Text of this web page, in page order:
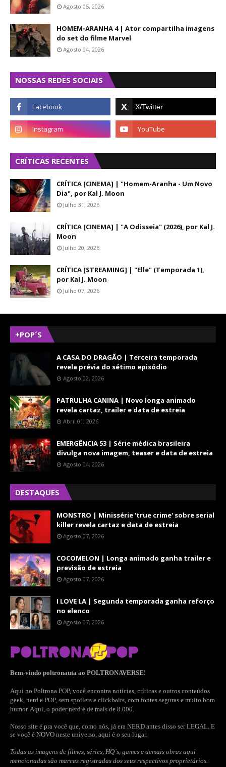
Agosto 05, 2026
HOMEM-ARANHA 4 | Ator compartilha imagens
do set do filme Marvel
Agosto 04, 2026
NOSSAS REDES SOCIAIS
CRÍTICAS RECENTES
CRÍTICA [CINEMA] | "Homem-Aranha - Um Novo
Dia", por Kal J. Moon
Julho 31, 2026
CRÍTICA [CINEMA] | "A Odisseia" (2026), por Kal J.
Moon
Julho 20, 2026
CRÍTICA [STREAMING] | "Elle" (Temporada 1),
por Kal J. Moon
Julho 07, 2026
+POP´S
A CASA DO DRAGÃO | Terceira temporada
revela prévia do sétimo episódio
Agosto 02, 2026
PATRULHA CANINA | Novo longa animado
revela cartaz, trailer e data de estreia
Abril 01, 2026
EMERGÊNCIA 53 | Série médica brasileira
divulga nova imagem, teaser e data de estreia
Agosto 04, 2026
DESTAQUES
MONSTRO | Minissérie 'true crime' sobre serial
killer revela cartaz e data de estreia
Agosto 07, 2026
COCOMELON | Longa animado ganha trailer e
previsão de estreia
Agosto 07, 2026
I LOVE LA | Segunda temporada ganha reforço
no elenco
Agosto 07, 2026
Bem-vindo poltronauta ao POLTRONAVERSE!
Aqui no Poltrona POP, você encontra notícias, críticas e outros conteúdos
geek, nerd e POP, sem spoilers e clickbaits, com fontes seguras e muito bom
humor. Aqui, o poder nerd é de mais de 8.000.
Nosso site é pra você que, como nós, já era NERD antes disso ser LEGAL. E
se você é NOVO neste universo, aqui é o seu lugar.
Todas as imagens de filmes, séries, HQ´s, games e demais obras aqui
mencionadas são marcas registradas dos seus respectivos proprietários.